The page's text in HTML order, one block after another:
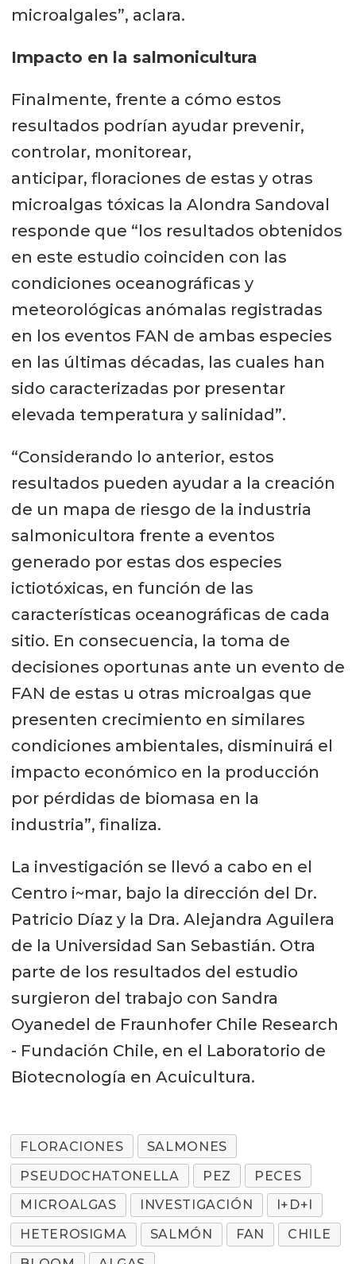
microalgales”, aclara.
Impacto en la salmonicultura
Finalmente, frente a cómo estos
resultados podrían ayudar prevenir,
controlar, monitorear,
anticipar, floraciones de estas y otras
microalgas tóxicas la Alondra Sandoval
responde que “los resultados obtenidos
en este estudio coinciden con las
condiciones oceanográficas y
meteorológicas anómalas registradas
en los eventos FAN de ambas especies
en las últimas décadas, las cuales han
sido caracterizadas por presentar
elevada temperatura y salinidad”.
“Considerando lo anterior, estos
resultados pueden ayudar a la creación
de un mapa de riesgo de la industria
salmonicultora frente a eventos
generado por estas dos especies
ictiotóxicas, en función de las
características oceanográficas de cada
sitio. En consecuencia, la toma de
decisiones oportunas ante un evento de
FAN de estas u otras microalgas que
presenten crecimiento en similares
condiciones ambientales, disminuirá el
impacto económico en la producción
por pérdidas de biomasa en la
industria”, finaliza.
La investigación se llevó a cabo en el
Centro i~mar, bajo la dirección del Dr.
Patricio Díaz y la Dra. Alejandra Aguilera
de la Universidad San Sebastián. Otra
parte de los resultados del estudio
surgieron del trabajo con Sandra
Oyanedel de Fraunhofer Chile Research
- Fundación Chile, en el Laboratorio de
Biotecnología en Acuicultura.
FLORACIONES
SALMONES
PSEUDOCHATONELLA
PEZ
PECES
MICROALGAS
INVESTIGACIÓN
I+D+I
HETEROSIGMA
SALMÓN FAN
CHILE